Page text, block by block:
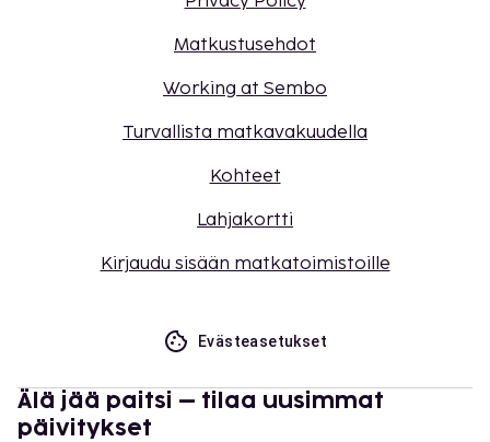
Matkustusehdot
Working at Sembo
Turvallista matkavakuudella
Kohteet
Lahjakortti
Kirjaudu sisään matkatoimistoille
Evästeasetukset
Älä jää paitsi – tilaa uusimmat
päivitykset